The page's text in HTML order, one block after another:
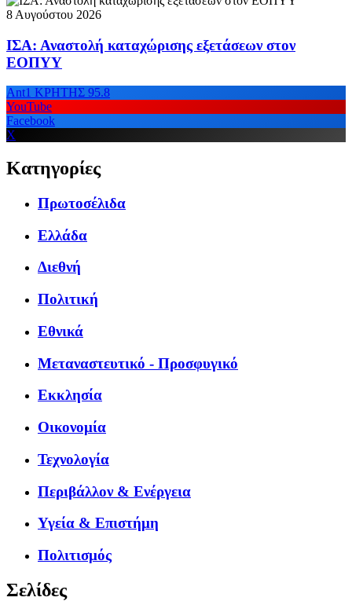
8 Αυγούστου 2026
ΙΣΑ: Αναστολή καταχώρισης εξετάσεων στον
ΕΟΠΥΥ
Ant1 ΚΡΗΤΗΣ 95.8
YouTube
Facebook
X
Κατηγορίες
Πρωτοσέλιδα
Ελλάδα
Διεθνή
Πολιτική
Εθνικά
Μεταναστευτικό - Προσφυγικό
Εκκλησία
Οικονομία
Τεχνολογία
Περιβάλλον & Ενέργεια
Υγεία & Επιστήμη
Πολιτισμός
Σελίδες